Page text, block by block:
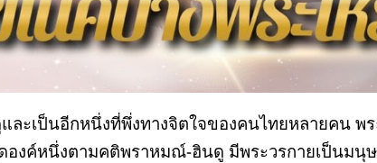
ละเป็นอีกหนึ่งที่พึ่งทางจิตใจของคนไทยหลายคน พ
องค์หนึ่งตามคติพราหมณ์-ฮินดู มีพระวรกายเป็นมนุ